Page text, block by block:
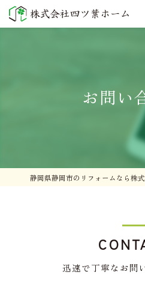
お問い
迅速で丁寧なお問